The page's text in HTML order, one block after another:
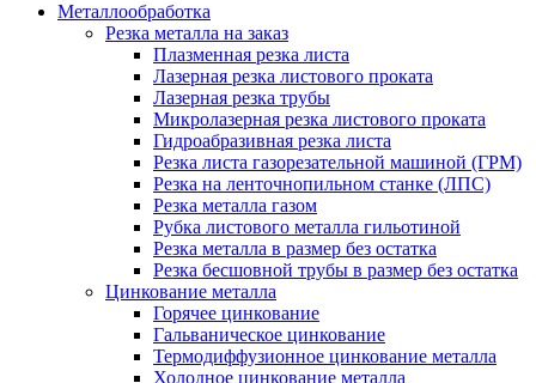
Металлообработка
Резка металла на заказ
Плазменная резка листа
Лазерная резка листового проката
Лазерная резка трубы
Микролазерная резка листового проката
Гидроабразивная резка листа
Резка листа газорезательной машиной (ГРМ)
Резка на ленточнопильном станке (ЛПС)
Резка металла газом
Рубка листового металла гильотиной
Резка металла в размер без остатка
Резка бесшовной трубы в размер без остатка
Цинкование металла
Горячее цинкование
Гальваническое цинкование
Термодиффузионное цинкование металла
Холодное цинкование металла